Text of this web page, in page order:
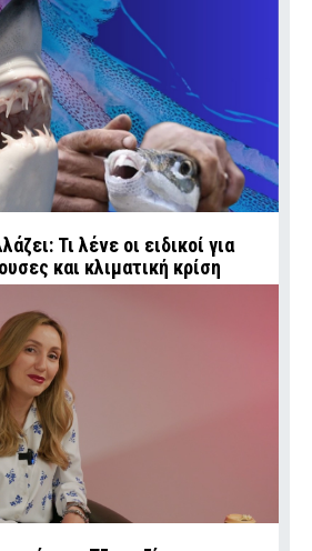
Τι λένε οι ειδικοί για
και κλιματική κρίση